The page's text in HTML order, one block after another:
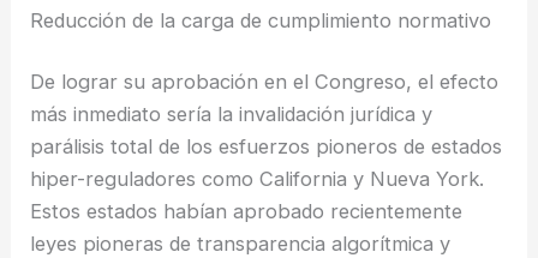
Reducción de la carga de cumplimiento normativo
De lograr su aprobación en el Congreso, el efecto
más inmediato sería la invalidación jurídica y
parálisis total de los esfuerzos pioneros de estados
hiper-reguladores como California y Nueva York.
Estos estados habían aprobado recientemente
leyes pioneras de transparencia algorítmica y